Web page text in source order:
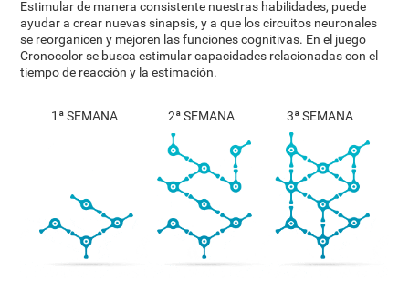
Estimular de manera consistente nuestras habilidades, puede
ayudar a crear nuevas sinapsis, y a que los circuitos neuronales
se reorganicen y mejoren las funciones cognitivas. En el juego
Cronocolor se busca estimular capacidades relacionadas con el
tiempo de reacción y la estimación.
1ª SEMANA 2ª SEMANA 3ª SEMANA